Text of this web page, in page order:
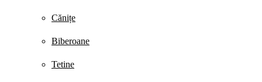
Cănițe
Biberoane
Tetine